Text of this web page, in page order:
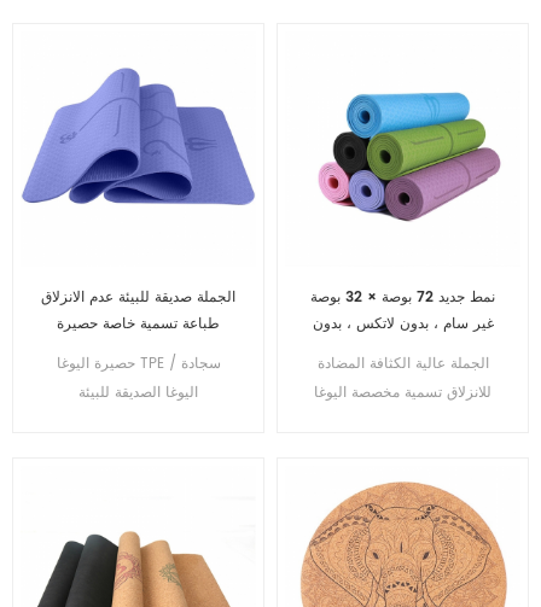
الجملة صديقة للبيئة عدم الانزلاق
طباعة تسمية خاصة حصيرة
حصيرة اليوغا TPE / سجادة
اليوغا الصديقة للبيئة
نمط جديد 72 بوصة × 32 بوصة
غير سام ، بدون لاتكس ، بدون
اليوغا TPE 100٪
الجملة عالية الكثافة المضادة
للانزلاق تسمية مخصصة اليوغا